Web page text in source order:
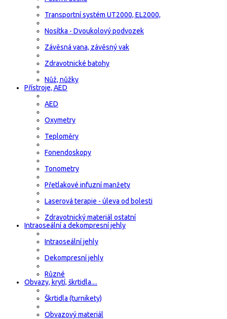
Transportní systém UT2000, EL2000,
Nosítka - Dvoukolový podvozek
Závěsná vana, závěsný vak
Zdravotnické batohy
Nůž, nůžky
Přístroje, AED
AED
Oxymetry
Teploměry
Fonendoskopy
Tonometry
Přetlakové infuzní manžety
Laserová terapie - úleva od bolesti
Zdravotnický materiál ostatní
Intraoseální a dekompresní jehly
Intraoseální jehly
Dekompresní jehly
Různé
Obvazy, krytí, škrtidla....
Škrtidla (turnikety)
Obvazový materiál